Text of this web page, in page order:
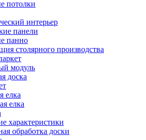
потолки
интерьер
панели
панно
столярного производства
модуль
доска
елка
елка
характеристики
обработка доски